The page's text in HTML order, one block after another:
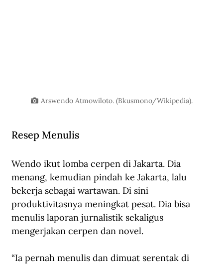
Arswendo Atmowiloto. (Bkusmono/Wikipedia).
Resep Menulis
Wendo ikut lomba cerpen di Jakarta. Dia
menang, kemudian pindah ke Jakarta, lalu
bekerja sebagai wartawan. Di sini
produktivitasnya meningkat pesat. Dia bisa
menulis laporan jurnalistik sekaligus
mengerjakan cerpen dan novel.
“Ia pernah menulis dan dimuat serentak di